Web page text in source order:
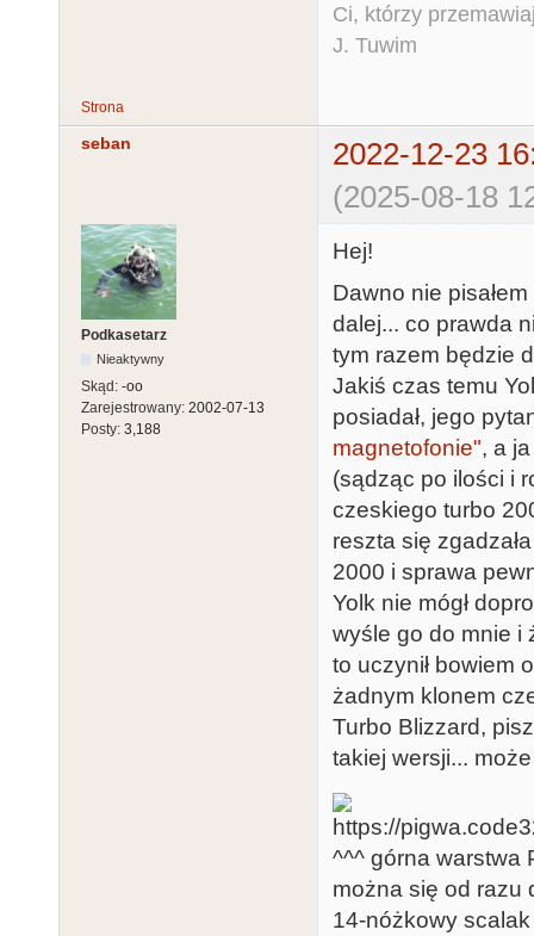
Ci, którzy
J. Tuwim
Strona
seban
2022-12-23
(2025-08-18
Podkasetarz
Nieaktywny
Skąd: -oo
Zarejestrowany: 2002-07-13
Posty: 3,188
Hej!
Dawno nie
dalej... co prawda
tym razem będzie
Jakiś czas temu
posiadał, jego
magnetofonie", a
(sądząc po ilości i
czeskiego turbo
reszta się
2000 i sprawa
Yolk nie mógł
wyśle go do mnie i
to uczynił bowiem
żadnym klonem
Turbo Blizzard,
takiej wersji...
^^^ górna warstwa
można się od razu
14-nóżkowy